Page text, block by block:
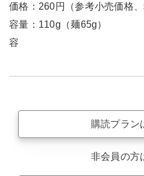
価格：260円（参考小売価格、
容量：110g（麺65g）
容
購読プラン
非会員の方